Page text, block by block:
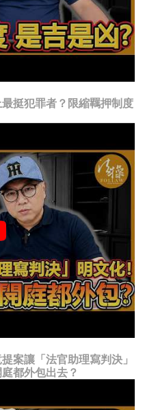
挺犯罪者？限縮羈押制度
案讓「法官助理寫判決」
都外包出去？